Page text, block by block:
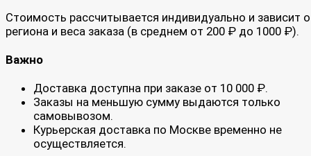
Стоимость рассчитывается индивидуально и зависит
региона и веса заказа (в среднем от 200 ₽ до 1000 ₽).
Важно
Доставка доступна при заказе от 10 000 ₽.
Заказы на меньшую сумму выдаются только
самовывозом.
Курьерская доставка по Москве временно не
осуществляется.